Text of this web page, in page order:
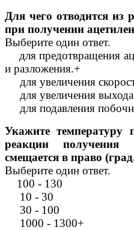
Для чего отводится из
при получении
Выберите один ответ.
для предотвращения
и разложения.+
для увеличения
для увеличения выхода
для подавления
Укажите температуру
реакции получения
смещается в право
Выберите один ответ.
100 - 130
10 - 30
30 - 100
1000 - 1300+